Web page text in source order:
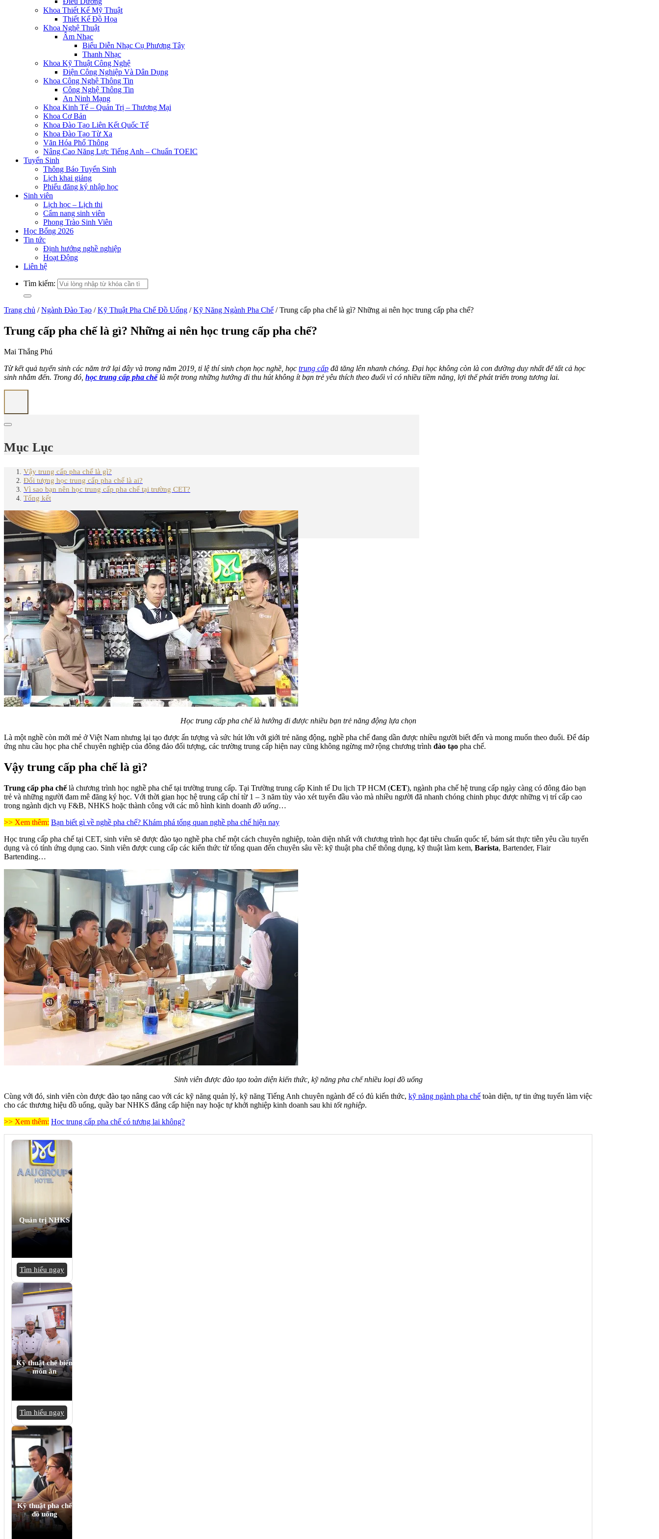
Khoa Thiết Kế Mỹ Thuật
Thiết Kế Đồ Họa
Khoa Nghệ Thuật
Âm Nhạc
Biểu Diễn Nhạc Cụ Phương Tây
Thanh Nhạc
Khoa Kỹ Thuật Công Nghệ
Điện Công Nghiệp Và Dân Dụng
Khoa Công Nghệ Thông Tin
Công Nghệ Thông Tin
An Ninh Mạng
Khoa Kinh Tế – Quản Trị – Thương Mại
Khoa Cơ Bản
Khoa Đào Tạo Liên Kết Quốc Tế
Khoa Đào Tạo Từ Xa
Văn Hóa Phổ Thông
Nâng Cao Năng Lực Tiếng Anh – Chuẩn TOEIC
Tuyển Sinh
Thông Báo Tuyển Sinh
Lịch khai giảng
Phiếu đăng ký nhập học
Sinh viên
Lịch học – Lịch thi
Cẩm nang sinh viên
Phong Trào Sinh Viên
Học Bổng 2026
Tin tức
Định hướng nghề nghiệp
Hoạt Động
Liên hệ
Tìm kiếm:
Trang chủ / Ngành Đào Tạo / Kỹ Thuật Pha Chế Đồ Uống / Kỹ Năng Ngành Pha Chế / Trung cấp pha chế là gì? Những ai nên học trung cấp pha chế?
Trung cấp pha chế là gì? Những ai nên học trung cấp pha chế?
Mai Thắng Phú
Từ kết quả tuyển sinh các năm trở lại đây và trong năm 2019, tỉ lệ thí sinh chọn học nghề, học trung cấp đã tăng lên nhanh chóng. Đại học không còn là con đường duy nhất để tất cả học
sinh nhắm đến. Trong đó, học trung cấp pha chếlà một trong những hướng đi thu hút không ít bạn trẻ yêu thích theo đuổi vì có nhiều tiềm năng, lợi thế phát triển trong tương lai.
Mục Lục
Vậy trung cấp pha chế là gì?
Đối tượng học trung cấp pha chế là ai?
Vì sao bạn nên học trung cấp pha chế tại trường CET?
Tổng kết
Học trung cấp pha chế là hướng đi được nhiều bạn trẻ năng động lựa chọn
Là một nghề còn mới mẻ ở Việt Nam nhưng lại tạo được ấn tượng và sức hút lớn với giới trẻ năng động, nghề pha chế đang dần được nhiều người biết đến và mong muốn theo đuổi. Để đáp
ứng nhu cầu học pha chế chuyên nghiệp của đông đảo đối tượng, các trường trung cấp hiện nay cũng không ngừng mở rộng chương trình đào tạo pha chế.
Vậy trung cấp pha chế là gì?
Trung cấp pha chếlà chương trình học nghề pha chế tại trường trung cấp. Tại Trường trung cấp Kinh tế Du lịch TP HCM (CET), ngành pha chế hệ trung cấp ngày càng có đông đảo bạn
trẻ và những người đam mê đăng ký học. Với thời gian học hệ trung cấp chỉ từ 1 – 3 năm tùy vào xét tuyển đầu vào mà nhiều người đã nhanh chóng chinh phục được những vị trí cấp cao
trong ngành dịch vụ F&B, NHKS hoặc thành công với các mô hình kinh doanh đồ uống…
>> Xem thêm: Bạn biết gì về nghề pha chế? Khám phá tổng quan nghề pha chế hiện nay
Học trung cấp pha chế tại CET, sinh viên sẽ được đào tạo nghề pha chế một cách chuyên nghiệp, toàn diện nhất với chương trình học đạt tiêu chuẩn quốc tế, bám sát thực tiễn yêu cầu tuyển
dụng và có tính ứng dụng cao. Sinh viên được cung cấp các kiến thức từ tổng quan đến chuyên sâu về: kỹ thuật pha chế thông dụng, kỹ thuật làm kem, Barista, Bartender, Flair
Bartending…
Sinh viên được đào tạo toàn diện kiến thức, kỹ năng pha chế nhiều loại đồ uống
Cùng với đó, sinh viên còn được đào tạo nâng cao với các kỹ năng quản lý, kỹ năng Tiếng Anh chuyên ngành để có đủ kiến thức, kỹ năng ngành pha chế toàn diện, tự tin ứng tuyển làm việc
cho các thương hiệu đồ uống, quầy bar NHKS đẳng cấp hiện nay hoặc tự khởi nghiệp kinh doanh sau khi tốt nghiệp.
>> Xem thêm: Học trung cấp pha chế có tương lai không?
Quản trị NHKS
Tìm hiểu ngay
Kỹ thuật chế biến
món ăn
Tìm hiểu ngay
Kỹ thuật pha chế
đồ uống